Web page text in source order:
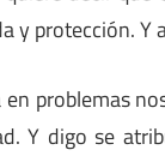
y protección. Y
problemas
Y digo se